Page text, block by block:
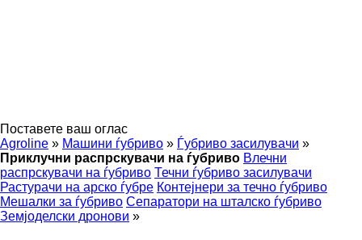
Поставете ваш оглас
Agroline » Машини ѓубриво » Ѓубриво засилувачи »
Приклучни распрскувачи на ѓубриво Влечни
распрскувачи на ѓубриво Течни ѓубриво засилувачи
Растурачи на арско ѓубре Контејнери за течно ѓубриво
Мешалки за ѓубриво Сепаратори на шталско ѓубриво
Земјоделски дронови »